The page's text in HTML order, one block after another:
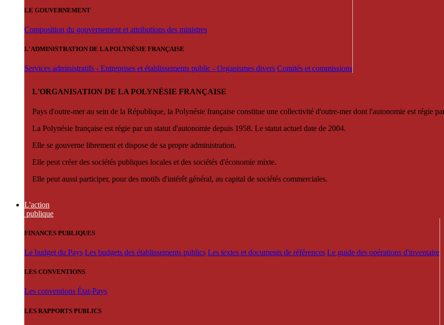
LE GOUVERNEMENT
Composition du gouvernement et attributions des ministres
L'ADMINISTRATION DE LA POLYNÉSIE FRANÇAISE
Services administratifs - Entreprises et établissements public - Organismes divers Comités et commissions
L'ORGANISATION DE LA POLYNÉSIE FRANÇAISE
Pays d'outre-mer au sein de la République, la Polynésie française constitue une collectivité d'outre-mer dont l'autonomie est régie
La Polynésie française est régie par un statut d'autonomie depuis 1958. Le statut actuel date de 2004.
Elle se gouverne librement et dispose de sa propre administration.
Elle peut créer des sociétés publiques locales et des sociétés d'économie mixte.
Elle peut aussi participer, pour des motifs d'intérêt général, au capital de sociétés commerciales.
L'action
publique
FINANCES PUBLIQUES
Le budget du Pays Les budgets des établissements publics Les textes et documents de références Le guide des opérations d'inventaire
LES CONVENTIONS
Les conventions État-Pays
LES RAPPORTS PUBLICS